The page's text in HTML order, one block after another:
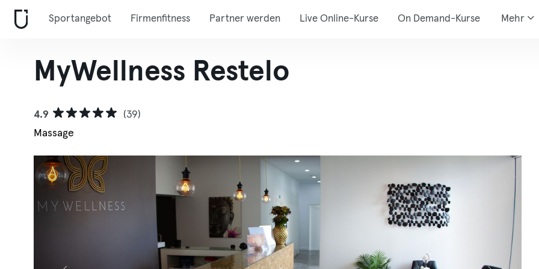
Sportangebot Firmenfitness Partner werden Live Online-Kurse On Demand-Kurse Mehr
MyWellness Restelo
4.9
(39)
Massage